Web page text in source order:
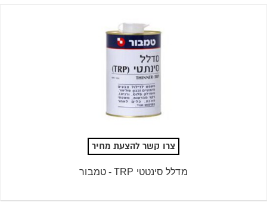
צרו קשר להצעת מחיר
מדלל סינטטי TRP - טמבור